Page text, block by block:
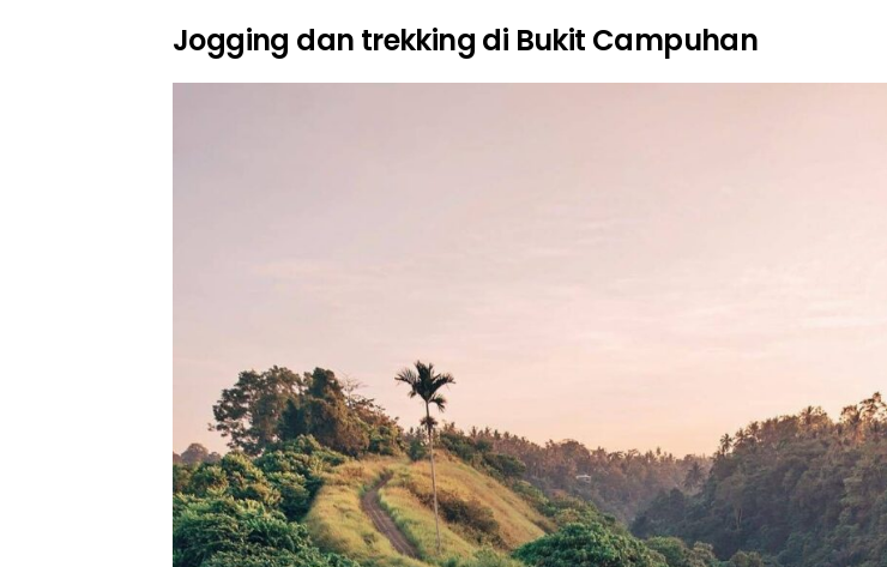
Jogging dan trekking di Bukit Campuhan